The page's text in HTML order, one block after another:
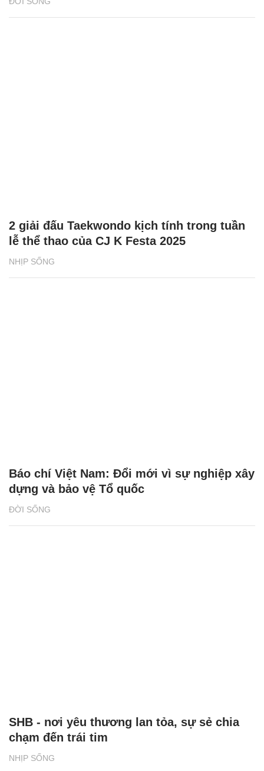
NHỊP SỐNG
2 giải đấu Taekwondo kịch tính trong tuần
lễ thể thao của CJ K Festa 2025
ĐỜI SỐNG
Báo chí Việt Nam: Đổi mới vì sự nghiệp xây
dựng và bảo vệ Tổ quốc
NHỊP SỐNG
SHB - nơi yêu thương lan tỏa, sự sẻ chia
chạm đến trái tim